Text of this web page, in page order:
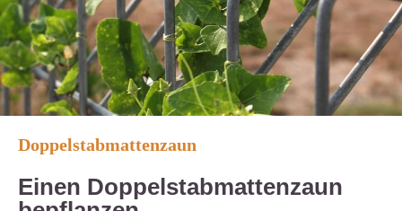
Doppelstabmattenzaun
Einen Doppelstabmattenzaun